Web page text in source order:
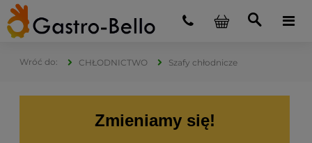
CHŁODNICTWO Szafy chłodnicze
Zmieniamy się!